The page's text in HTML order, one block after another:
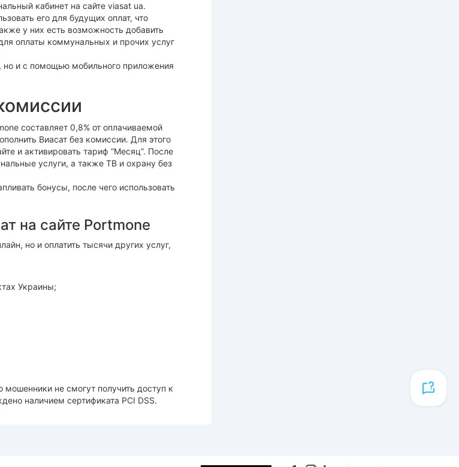
кабинет на сайте viasat ua.
его для будущих оплат, что
у них есть возможность добавить
оплаты коммунальных и прочих услуг
но и с помощью мобильного приложения
составляет 0,8% от оплачиваемой
Виасат без комиссии. Для этого
и активировать тариф “Месяц”. После
услуги, а также ТВ и охрану без
бонусы, после чего использовать
на сайте Portmone
но и оплатить тысячи других услуг,
Украины;
не смогут получить доступ к
наличием сертификата PCI DSS.